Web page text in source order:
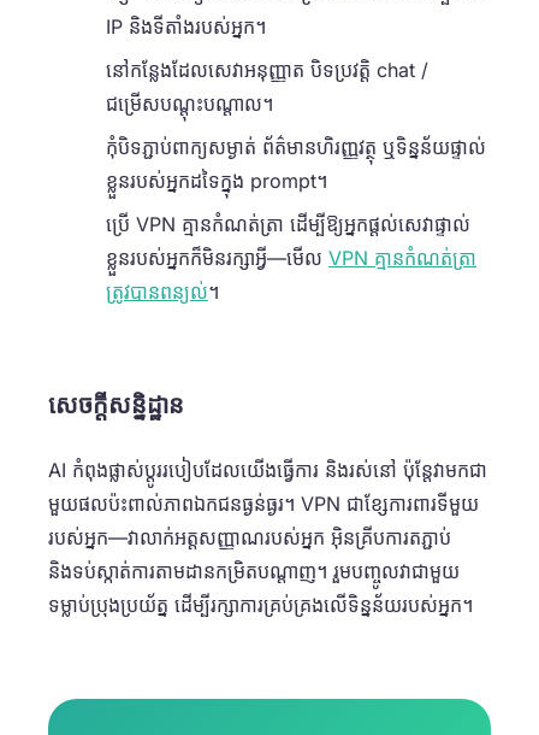
IP និងទីតាំងរបស់អ្នក។
នៅកន្លែងដែលសេវាអនុញ្ញាត បិទប្រវត្តិ chat /
ជម្រើសបណ្តុះបណ្តាល។
កុំបិទភ្ជាប់ពាក្យសម្ងាត់ ព័ត៌មានហិរញ្ញវត្ថុ ឬទិន្នន័យផ្ទាល់
ខ្លួនរបស់អ្នកដទៃក្នុង prompt។
ប្រើ VPN គ្មានកំណត់ត្រា ដើម្បីឱ្យអ្នកផ្តល់សេវាផ្ទាល់
ខ្លួនរបស់អ្នកក៏មិនរក្សាអ្វី—មើល VPN គ្មានកំណត់ត្រា
ត្រូវបានពន្យល់។
សេចក្តីសន្និដ្ឋាន
AI កំពុងផ្លាស់ប្តូររបៀបដែលយើងធ្វើការ និងរស់នៅ ប៉ុន្តែវាមកជា
មួយផលប៉ះពាល់ភាពឯកជនធ្ងន់ធ្ងរ។ VPN ជាខ្សែការពារទីមួយ
របស់អ្នក—វាលាក់អត្តសញ្ញាណរបស់អ្នក អ៊ិនគ្រីបការតភ្ជាប់
និងទប់ស្កាត់ការតាមដានកម្រិតបណ្តាញ។ រួមបញ្ចូលវាជាមួយ
ទម្លាប់ប្រុងប្រយ័ត្ន ដើម្បីរក្សាការគ្រប់គ្រងលើទិន្នន័យរបស់អ្នក។